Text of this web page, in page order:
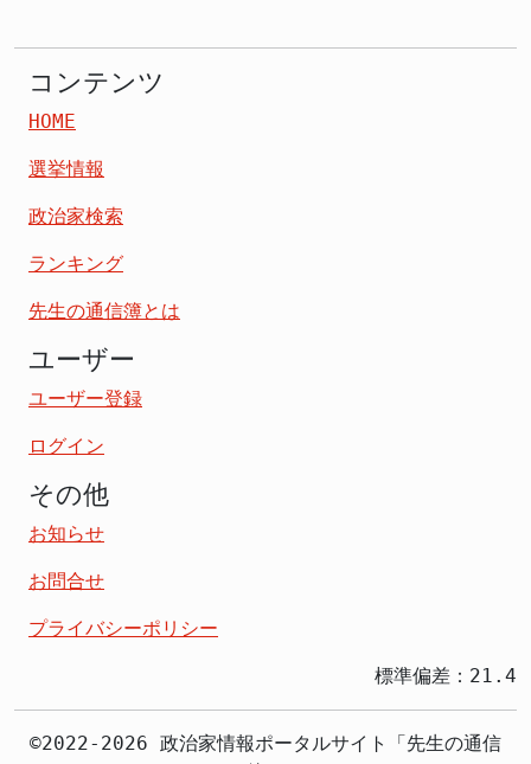
コンテンツ
HOME
選挙情報
政治家検索
ランキング
先生の通信簿とは
ユーザー
ユーザー登録
ログイン
その他
お知らせ
お問合せ
プライバシーポリシー
標準偏差：21.4
©2022-2026 政治家情報ポータルサイト「先生の通信